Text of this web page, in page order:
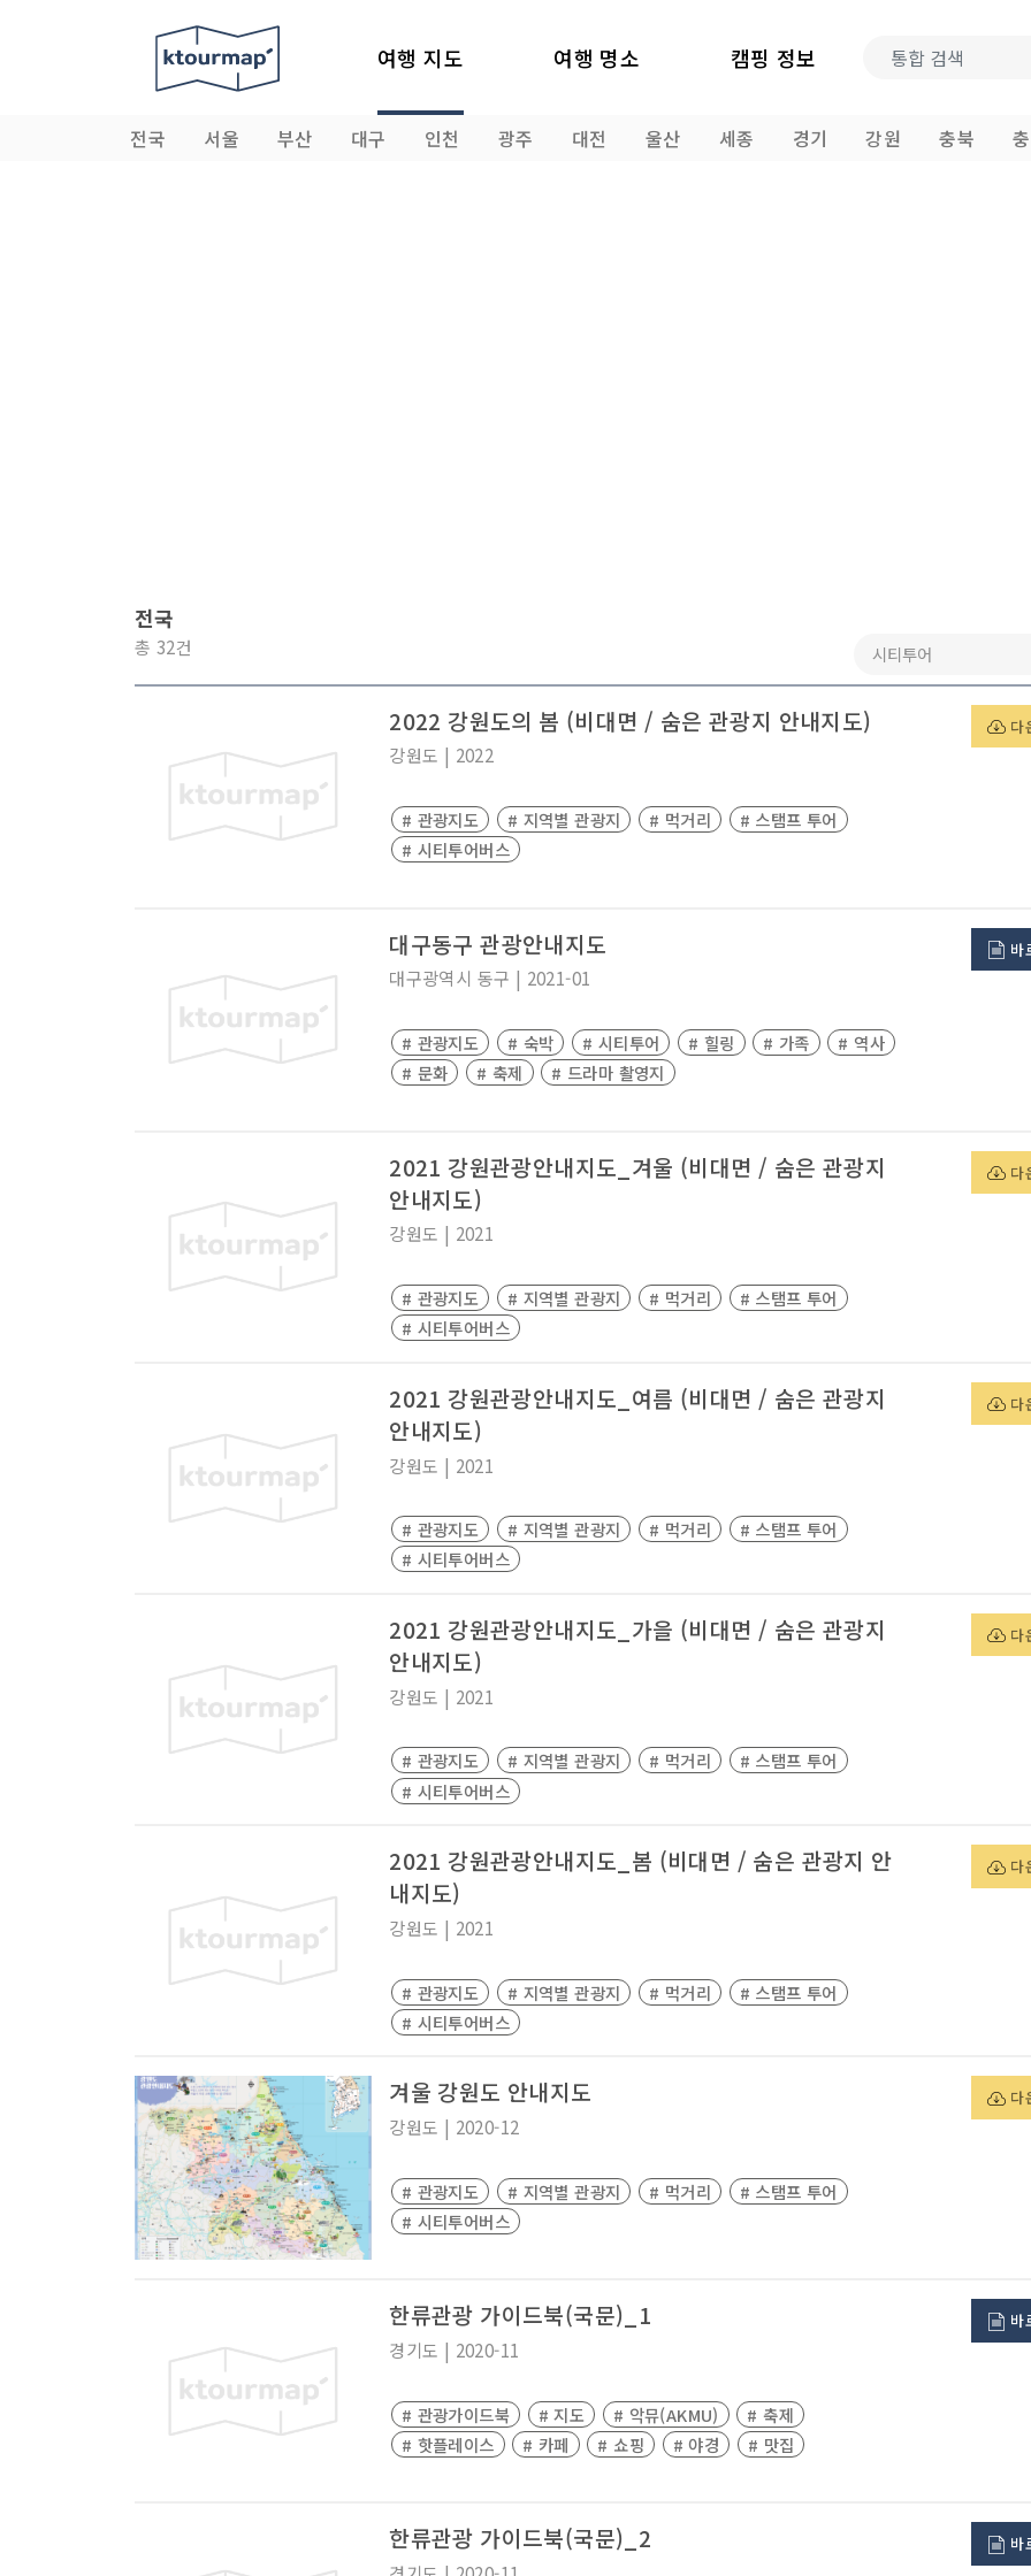
여행 지도 여행 명소 캠핑 정보
전국 서울 부산 대구 인천 광주 대전 울산 세종 경기 강원 충북
전국
총 32건
2022 강원도의 봄 (비대면 / 숨은 관광지 안내지도)
강원도 | 2022
# 관광지도 # 지역별 관광지 # 먹거리
# 스탬프 투어
# 시티투어버스
다
대구동구 관광안내지도
대구광역시 동구 | 2021-01
# 관광지도 # 숙박 # 시티투어 # 힐링 # 가족
# 역사
# 문화
# 축제 # 드라마 촬영지
바
2021 강원관광안내지도_겨울 (비대면 / 숨은 관광지
안내지도)
강원도 | 2021
# 관광지도 # 지역별 관광지 # 먹거리
# 스탬프 투어
# 시티투어버스
다
2021 강원관광안내지도_여름 (비대면 / 숨은 관광지
안내지도)
강원도 | 2021
# 관광지도 # 지역별 관광지 # 먹거리
# 스탬프 투어
# 시티투어버스
다
2021 강원관광안내지도_가을 (비대면 / 숨은 관광지
안내지도)
강원도 | 2021
# 관광지도 # 지역별 관광지 # 먹거리
# 스탬프 투어
# 시티투어버스
다
2021 강원관광안내지도_봄 (비대면 / 숨은 관광지 안
내지도)
강원도 | 2021
# 관광지도 # 지역별 관광지 # 먹거리
# 스탬프 투어
# 시티투어버스
다
겨울 강원도 안내지도
강원도 | 2020-12
# 관광지도 # 지역별 관광지 # 먹거리
# 스탬프 투어
# 시티투어버스
다
한류관광 가이드북(국문)_1
경기도 | 2020-11
# 관광가이드북 # 지도 # 악뮤(AKMU)
# 축제
# 핫플레이스
# 카페 # 쇼핑 # 야경 # 맛집
바
한류관광 가이드북(국문)_2 바